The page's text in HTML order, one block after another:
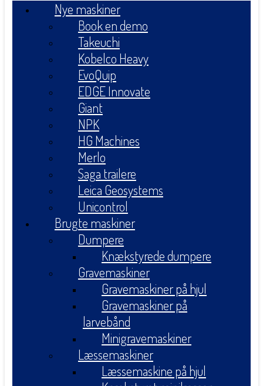
Nye maskiner
Book en demo
Takeuchi
Kobelco Heavy
EvoQuip
EDGE Innovate
Giant
NPK
HG Machines
Merlo
Saga trailere
Leica Geosystems
Unicontrol
Brugte maskiner
Dumpere
Knækstyrede dumpere
Gravemaskiner
Gravemaskiner på hjul
Gravemaskiner på
larvebånd
Minigravemaskiner
Læssemaskiner
Læssemaskine på hjul